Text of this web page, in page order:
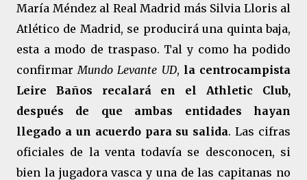
María Méndez al Real Madrid más Silvia Lloris al
Atlético de Madrid, se producirá una quinta baja,
esta a modo de traspaso. Tal y como ha podido
confirmar Mundo Levante UD, la centrocampista
Leire Baños recalará en el Athletic Club,
después de que ambas entidades hayan
llegado a un acuerdo para su salida. Las cifras
oficiales de la venta todavía se desconocen, si
bien la jugadora vasca y una de las capitanas no